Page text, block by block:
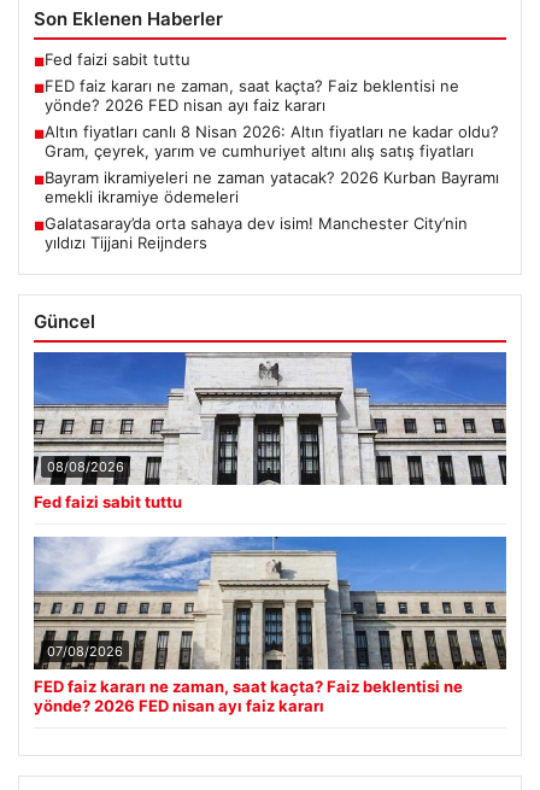
Son Eklenen Haberler
■Fed faizi sabit tuttu
■FED faiz kararı ne zaman, saat kaçta? Faiz beklentisi ne
yönde? 2026 FED nisan ayı faiz kararı
■Altın fiyatları canlı 8 Nisan 2026: Altın fiyatları ne kadar oldu?
Gram, çeyrek, yarım ve cumhuriyet altını alış satış fiyatları
■Bayram ikramiyeleri ne zaman yatacak? 2026 Kurban Bayramı
emekli ikramiye ödemeleri
■Galatasaray’da orta sahaya dev isim! Manchester City’nin
yıldızı Tijjani Reijnders
Güncel
08/08/2026
Fed faizi sabit tuttu
07/08/2026
FED faiz kararı ne zaman, saat kaçta? Faiz beklentisi ne
yönde? 2026 FED nisan ayı faiz kararı